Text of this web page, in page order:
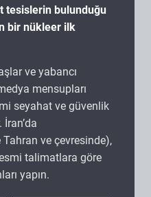
tesislerin bulunduğu
bir nükleer ilk
ve yabancı
mensupları
seyahat ve güvenlik
İran’da
ve çevresinde),
talimatlara göre
yapın.